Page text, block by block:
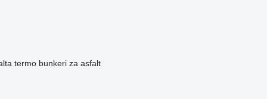
termo bunkeri za asfalt